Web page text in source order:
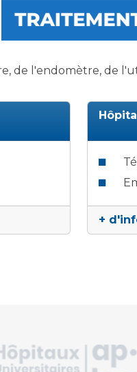
Nord
de l'endomètre, de
+